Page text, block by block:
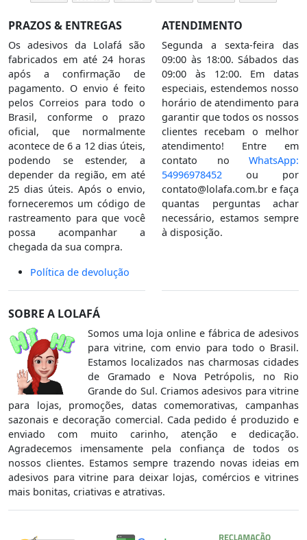
PRAZOS & ENTREGAS
Os adesivos da Lolafá são
fabricados em até 24 horas
após a confirmação de
pagamento. O envio é feito
pelos Correios para todo o
Brasil, conforme o prazo
oficial, que normalmente
acontece de 6 a 12 dias úteis,
podendo se estender, a
depender da região, em até
25 dias úteis. Após o envio,
forneceremos um código de
rastreamento para que você
possa acompanhar a
chegada da sua compra.
Política de devolução
ATENDIMENTO
Segunda a sexta-feira das
09:00 às 18:00. Sábados das
09:00 às 12:00. Em datas
especiais, estendemos nosso
horário de atendimento para
garantir que todos os nossos
clientes recebam o melhor
atendimento! Entre em
contato no WhatsApp:
54996978452 ou por
contato@lolafa.com.br e faça
quantas perguntas achar
necessário, estamos sempre
à disposição.
SOBRE A LOLAFÁ
Somos uma loja online e fábrica de adesivos
para vitrine, com envio para todo o Brasil.
Estamos localizados nas charmosas cidades
de Gramado e Nova Petrópolis, no Rio
Grande do Sul. Criamos adesivos para vitrine
para lojas, promoções, datas comemorativas, campanhas
sazonais e decoração comercial. Cada pedido é produzido e
enviado com muito carinho, atenção e dedicação.
Agradecemos imensamente pela confiança de todos os
nossos clientes. Estamos sempre trazendo novas ideias em
adesivos para vitrine para deixar lojas, comércios e vitrines
mais bonitas, criativas e atrativas.